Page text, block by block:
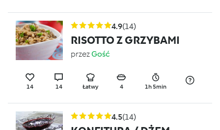
4.9(14)
RISOTTO Z GRZYBAMI
przezGość
14 14 Łatwy 4 1h 5min
4.5(14)